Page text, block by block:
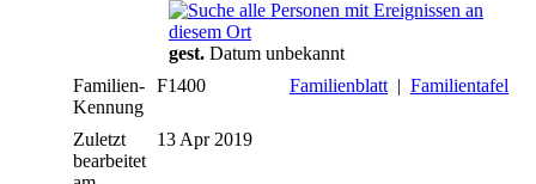
gest. Datum unbekannt
Familien-
Kennung
F1400 Familienblatt | Familientafel
Zuletzt
bearbeitet
13 Apr 2019